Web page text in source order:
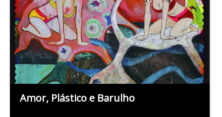
Amor, Plástico e Barulho